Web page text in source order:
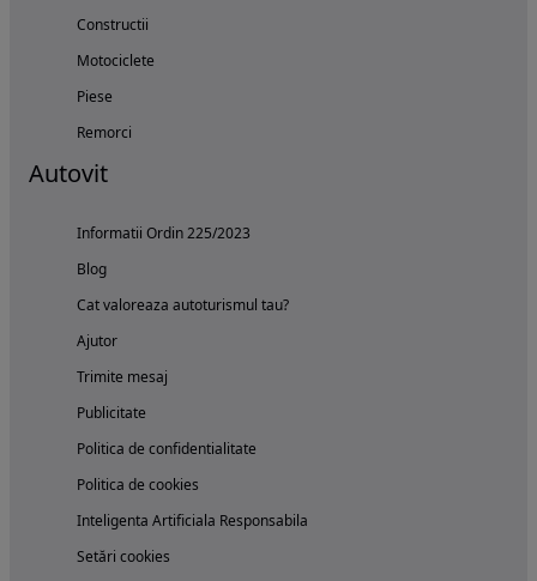
Constructii
Motociclete
Piese
Remorci
Autovit
Informatii Ordin 225/2023
Blog
Cat valoreaza autoturismul tau?
Ajutor
Trimite mesaj
Publicitate
Politica de confidentialitate
Politica de cookies
Inteligenta Artificiala Responsabila
Setări cookies